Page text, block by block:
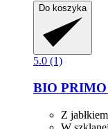
Do koszyka
5.0 (1)
BIO PRIMO
Z